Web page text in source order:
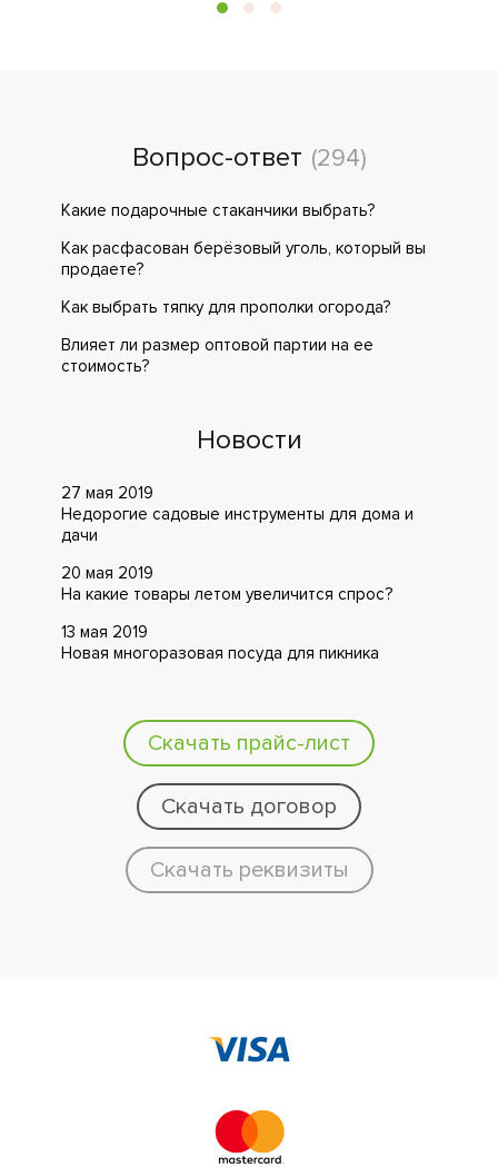
Вопрос-ответ (294)
Какие подарочные стаканчики выбрать?
Как расфасован берёзовый уголь, который вы
продаете?
Как выбрать тяпку для прополки огорода?
Влияет ли размер оптовой партии на ее
стоимость?
Новости
27 мая 2019
Недорогие садовые инструменты для дома и
дачи
20 мая 2019
На какие товары летом увеличится спрос?
13 мая 2019
Новая многоразовая посуда для пикника
Скачать прайс-лист
Скачать договор
Скачать реквизиты